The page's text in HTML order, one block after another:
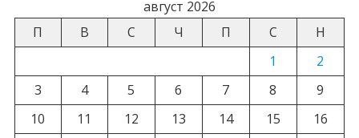
август 2026
П
В С Ч П С
Н
1
2
3
4 5 6 7 8
9
10
11 12 13 14 15
16